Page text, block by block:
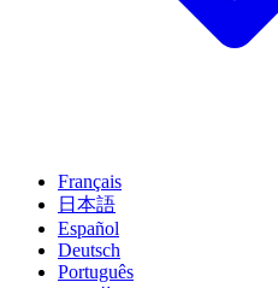
Français
日本語
Español
Deutsch
Português